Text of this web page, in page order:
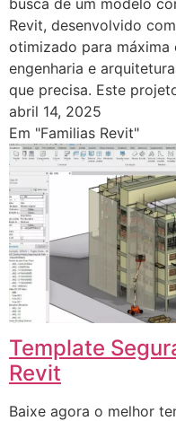
busca de um modelo
Revit, desenvolvido
otimizado para
engenharia e
que precisa. Este
abril 14, 2025
Em "Familias Revit"
Template
Revit
Baixe agora o melhor